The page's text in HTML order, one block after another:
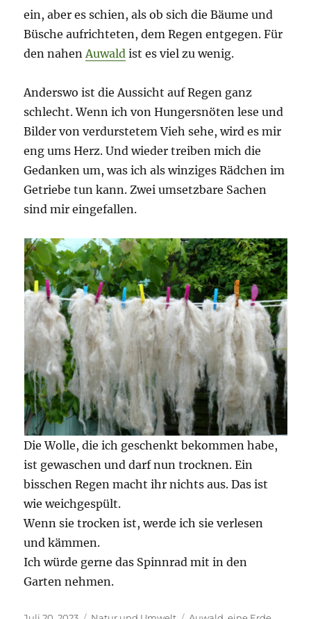
ein, aber es schien, als ob sich die Bäume und
Büsche aufrichteten, dem Regen entgegen. Für
den nahen Auwald ist es viel zu wenig.
Anderswo ist die Aussicht auf Regen ganz
schlecht. Wenn ich von Hungersnöten lese und
Bilder von verdurstetem Vieh sehe, wird es mir
eng ums Herz. Und wieder treiben mich die
Gedanken um, was ich als winziges Rädchen im
Getriebe tun kann. Zwei umsetzbare Sachen
sind mir eingefallen.
Die Wolle, die ich geschenkt bekommen habe,
ist gewaschen und darf nun trocknen. Ein
bisschen Regen macht ihr nichts aus. Das ist
wie weichgespült.
Wenn sie trocken ist, werde ich sie verlesen
und kämmen.
Ich würde gerne das Spinnrad mit in den
Garten nehmen.
Veröffentlicht Kategorien Schlagwörter